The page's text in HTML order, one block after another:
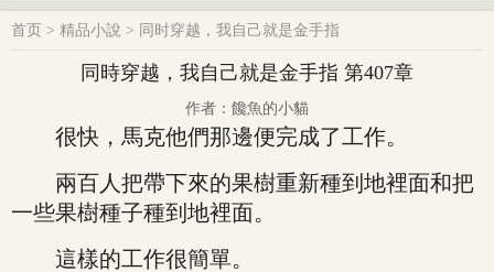
首页 > 精品小說 > 同时穿越，我自己就是金手指
同時穿越，我自己就是金手指 第407章
作者：饞魚的小貓
很快，馬克他們那邊便完成了工作。
兩百人把帶下來的果樹重新種到地裡面和把
一些果樹種子種到地裡面。
這樣的工作很簡單。